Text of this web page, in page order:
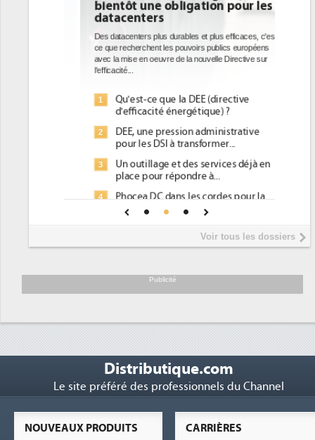
bientôt une obligation pour les
datacenters
Des datacenters plus durables et plus efficaces, c'est
ce que recherchent les pouvoirs publics européens
avec la mise en oeuvre de la nouvelle Directive sur
l'efficacité...
Qu'est-ce que la DEE (directive
d'efficacité énergétique) ?
DEE, une pression administrative
pour les DSI à transformer...
Un outillage et des services déjà en
place pour répondre à...
Phocea DC dans les cordes pour la
Interview de Fabrice Coquio,
président de Digital Realty...
soutient les...
Voir tous les dossiers
Publicité
Distributique.com
Le site préféré des professionnels du Channel
CARRIÈRES
NOUVEAUX PRODUITS